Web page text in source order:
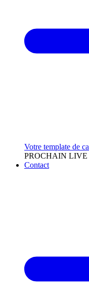
Votre template de
PROCHAIN LIVE
Contact